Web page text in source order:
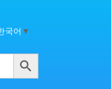
국어▼
검색